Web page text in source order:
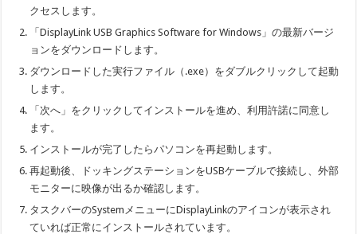
クセスします。
「DisplayLink USB Graphics Software for Windows」の最新バージ
ョンをダウンロードします。
ダウンロードした実行ファイル（.exe）をダブルクリックして起動
します。
「次へ」をクリックしてインストールを進め、利用許諾に同意し
ます。
インストールが完了したらパソコンを再起動します。
再起動後、ドッキングステーションをUSBケーブルで接続し、外部
モニターに映像が出るか確認します。
タスクバーのSystemメニューにDisplayLinkのアイコンが表示され
ていれば正常にインストールされています。